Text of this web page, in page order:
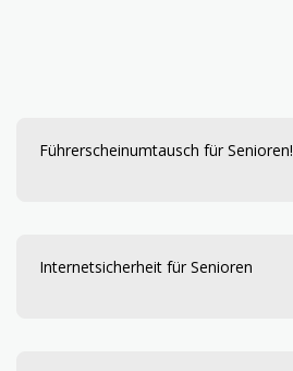
Führerscheinumtausch für Senioren!
Internetsicherheit für Senioren